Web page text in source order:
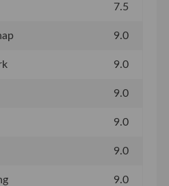
7.5
9.0
9.0
9.0
9.0
9.0
9.0